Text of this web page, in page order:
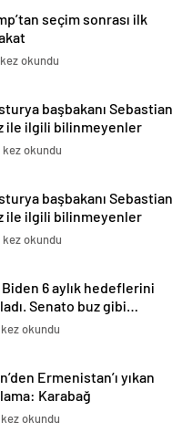
seçim sonrası ilk
okundu
başbakanı Sebastian
ile ilgili bilinmeyenler
kez okundu
başbakanı Sebastian
ile ilgili bilinmeyenler
kez okundu
6 aylık hedeflerini
Senato buz gibi…
okundu
Ermenistan’ı yıkan
Karabağ
ayrılmaz bir
okundu